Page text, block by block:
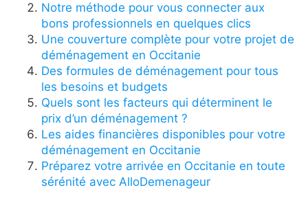
Notre méthode pour vous connecter aux
bons professionnels en quelques clics
Une couverture complète pour votre projet de
déménagement en Occitanie
Des formules de déménagement pour tous
les besoins et budgets
Quels sont les facteurs qui déterminent le
prix d’un déménagement ?
Les aides financières disponibles pour votre
déménagement en Occitanie
Préparez votre arrivée en Occitanie en toute
sérénité avec AlloDemenageur